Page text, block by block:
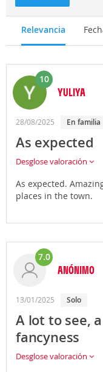
Relevancia
10
YULIYA
28/08/2025 en familia
As expected
Desglose valoración
As expected.
places in the town.
7.0
ANÓNIMO
13/01/2025 solo
A lot to see,
fancyness
Desglose valoración